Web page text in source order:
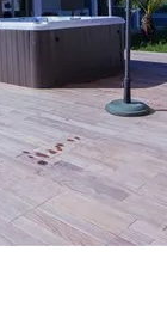
совсем рядом
кв.м.,
пляжа Санта
первый год,
этаж.